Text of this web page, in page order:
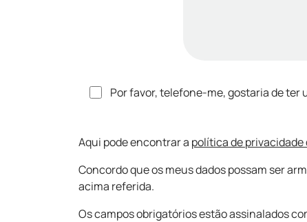
Por favor, telefone-me, gostaria de ter
Aqui pode encontrar a política de privacidade
Concordo que os meus dados possam ser
acima referida.
Os campos obrigatórios estão assinalados